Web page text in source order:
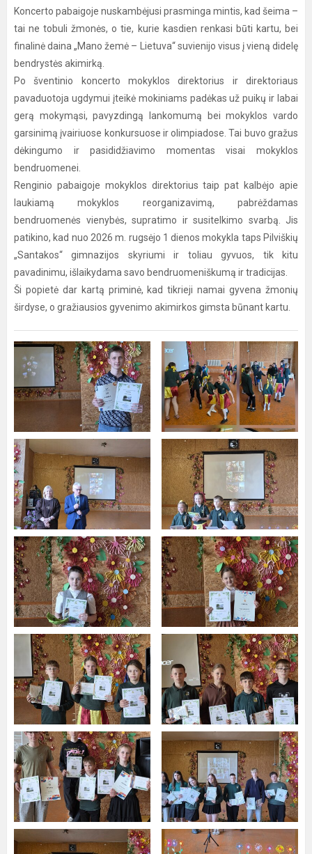
Koncerto pabaigoje nuskambėjusi prasminga mintis, kad šeima –
tai ne tobuli žmonės, o tie, kurie kasdien renkasi būti kartu, bei
finalinė daina „Mano žemė – Lietuva“ suvienijo visus į vieną didelę
bendrystės akimirką.
Po šventinio koncerto mokyklos direktorius ir direktoriaus
pavaduotoja ugdymui įteikė mokiniams padėkas už puikų ir labai
gerą mokymąsi, pavyzdingą lankomumą bei mokyklos vardo
garsinimą įvairiuose konkursuose ir olimpiadose. Tai buvo gražus
dėkingumo ir pasididžiavimo momentas visai mokyklos
bendruomenei.
Renginio pabaigoje mokyklos direktorius taip pat kalbėjo apie
laukiamą mokyklos reorganizavimą, pabrėždamas
bendruomenės vienybės, supratimo ir susitelkimo svarbą. Jis
patikino, kad nuo 2026 m. rugsėjo 1 dienos mokykla taps Pilviškių
„Santakos“ gimnazijos skyriumi ir toliau gyvuos, tik kitu
pavadinimu, išlaikydama savo bendruomeniškumą ir tradicijas.
Ši popietė dar kartą priminė, kad tikrieji namai gyvena žmonių
širdyse, o gražiausios gyvenimo akimirkos gimsta būnant kartu.